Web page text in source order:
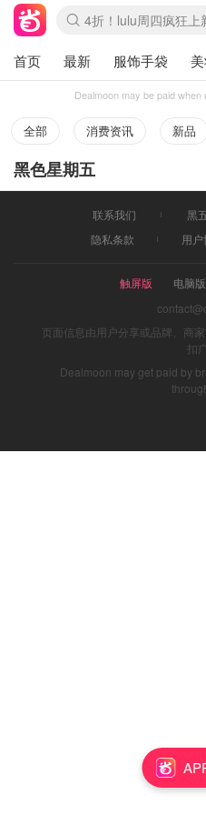
4折！lulu周四疯狂上
首页 最新 服饰手袋
Dealmoon may be paid
全部 消费资讯 新品
黑色星期五
联系我们 黑
隐私条款
用户
触屏版 电脑版
页面信息由用户分享或品牌、商
扣
Dealmoon may get paid by